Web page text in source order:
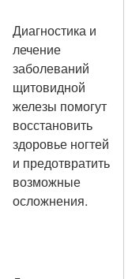
Диагностика и
лечение
заболеваний
щитовидной
железы помогут
восстановить
здоровье ногтей
и предотвратить
возможные
осложнения.